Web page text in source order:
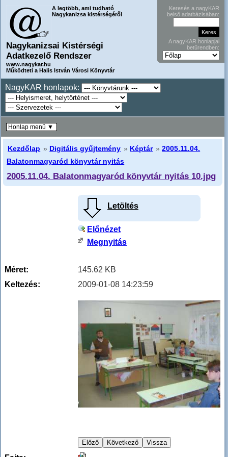
A legtöbb, ami tudható
Nagykanizsa kistérségéről
Nagykanizsai Kistérségi
Adatkezelő Rendszer
www.nagykar.hu
Működteti a Halis István Városi Könyvtár
Keresés a nagyKAR
belső adatbázisában:
A nagyKAR honlapjai
betűrendben:
NagyKAR honlapok:
Kezdőlap » Digitális gyűjtemény » Képtár »2005.11.04.
Balatonmagyaród könyvtár nyitás
2005.11.04. Balatonmagyaród könyvtár nyitás 10.jpg
Letöltés
Előnézet
Megnyitás
Méret:
145.62 KB
Keltezés:
2009-01-08 14:23:59
Honlap menü ▼